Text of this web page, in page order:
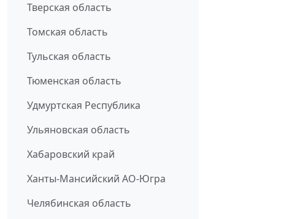
Тверская область
Томская область
Тульская область
Тюменская область
Удмуртская Республика
Ульяновская область
Хабаровский край
Ханты-Мансийский АО-Югра
Челябинская область